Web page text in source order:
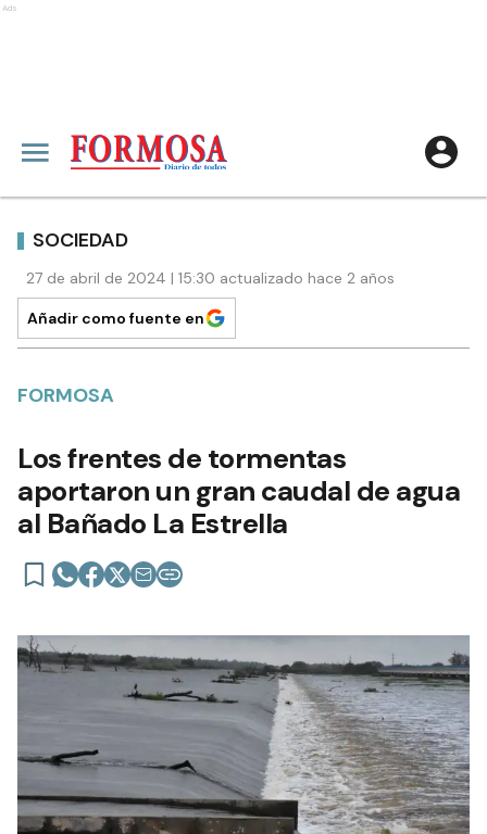
Ads
SOCIEDAD
27 de abril de 2024 | 15:30 actualizado hace 2 años
Añadir como fuente en
FORMOSA
Los frentes de tormentas
aportaron un gran caudal de agua
al Bañado La Estrella